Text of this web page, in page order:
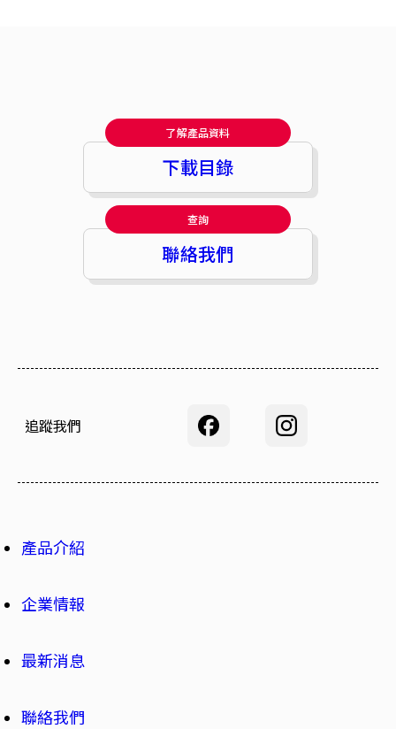
了解產品資料
下載目錄
查詢
聯絡我們
產品介紹
企業情報
最新消息
聯絡我們
追蹤我們